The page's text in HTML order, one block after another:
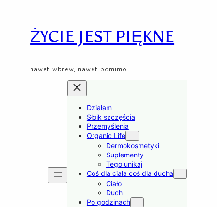
contentŻYCIE JEST PIĘKNE
nawet wbrew, nawet pomimo…
Działam
Słoik szczęścia
Przemyślenia
Organic Life
Dermokosmetyki
Suplementy
Tego unikaj
Coś dla ciała coś dla ducha
Ciało
Duch
Po godzinach